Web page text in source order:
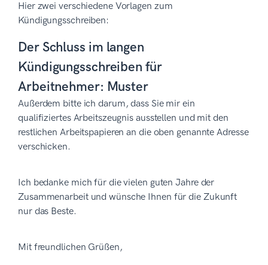
Hier zwei verschiedene Vorlagen zum
Kündigungsschreiben:
Der Schluss im langen
Kündigungsschreiben für
Arbeitnehmer: Muster
Außerdem bitte ich darum, dass Sie mir ein
qualifiziertes Arbeitszeugnis ausstellen und mit den
restlichen Arbeitspapieren an die oben genannte Adresse
verschicken.
Ich bedanke mich für die vielen guten Jahre der
Zusammenarbeit und wünsche Ihnen für die Zukunft
nur das Beste.
Mit freundlichen Grüßen,